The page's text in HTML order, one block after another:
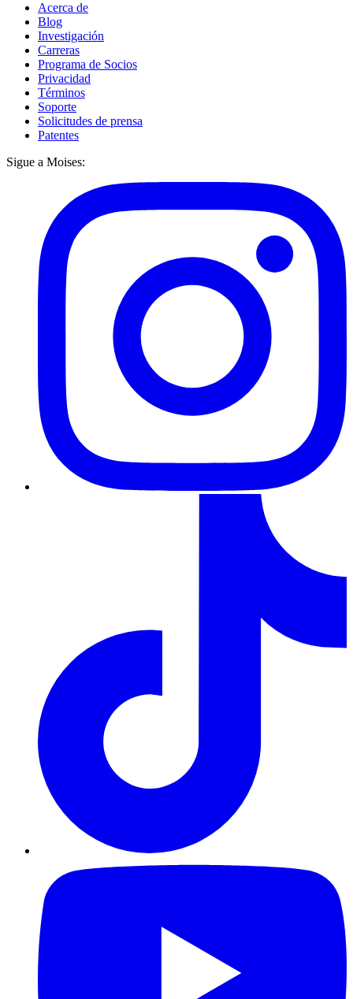
Acerca de
Blog
Investigación
Carreras
Programa de Socios
Privacidad
Términos
Soporte
Solicitudes de prensa
Patentes
Sigue a Moises: